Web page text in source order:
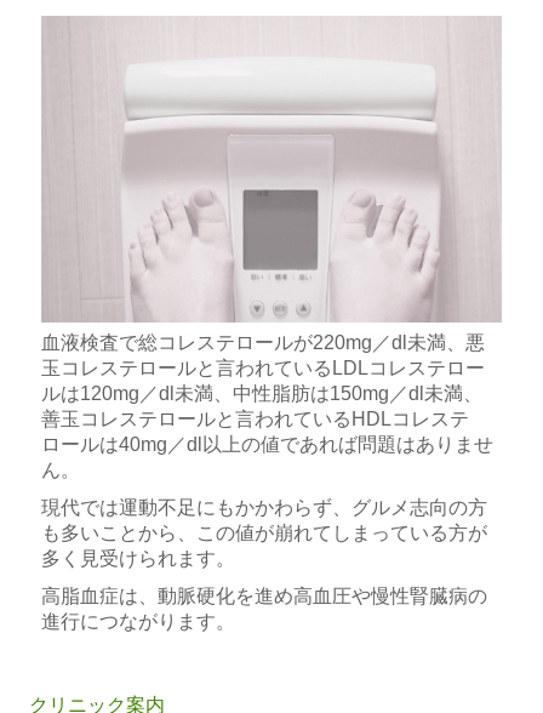
クリニック案内
血液検査で総コレステロールが220mg／dl未満、悪
玉コレステロールと言われているLDLコレステロー
ルは120mg／dl未満、中性脂肪は150mg／dl未満、
善玉コレステロールと言われているHDLコレステ
ロールは40mg／dl以上の値であれば問題はありませ
ん。
現代では運動不足にもかかわらず、グルメ志向の方
も多いことから、この値が崩れてしまっている方が
多く見受けられます。
高脂血症は、動脈硬化を進め高血圧や慢性腎臓病の
進行につながります。